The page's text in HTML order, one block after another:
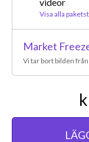
Visa alla
Market
Vi tar bort bilden